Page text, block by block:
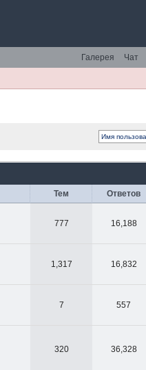
Чат
Галерея
Тем Ответов
777 16,188
1,317 16,832
7 557
320 36,328